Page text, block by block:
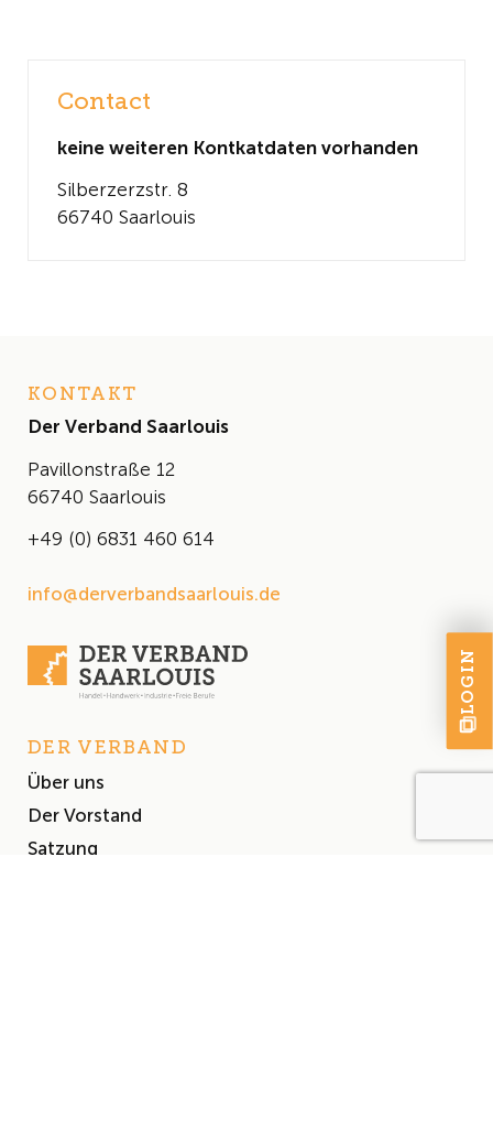
Contact
keine weiteren Kontkatdaten vorhanden
Silberzerzstr. 8
66740 Saarlouis
KONTAKT
Der Verband Saarlouis
Pavillonstraße 12
66740 Saarlouis
+49 (0) 6831 460 614
info@derverbandsaarlouis.de
DER VERBAND
Über uns
Der Vorstand
Satzung
LOGIN